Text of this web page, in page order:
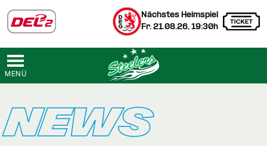
Nächstes Heimspiel
Fr. 21.08.26, 19:30h
MENÜ
NEWS